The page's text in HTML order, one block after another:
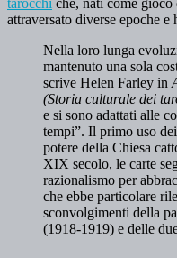
attraversato diverse epoche
Nella loro lunga
mantenuto una sola
scrive Helen Farley in
(Storia culturale dei
e si sono adattati alle
tempi”. Il primo uso
potere della Chiesa
XIX secolo, le carte
razionalismo per
che ebbe particolare
sconvolgimenti della
(1918-1919) e delle